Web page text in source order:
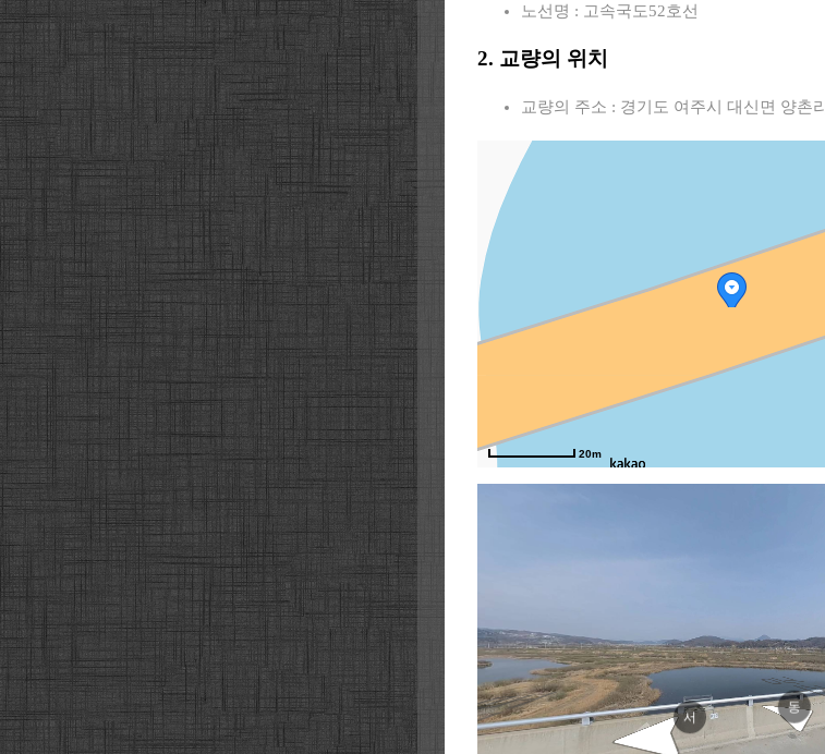
노선명 : 고속국도52호선
2. 교량의 위치
교량의 주소 : 경기도 여주시 대신면 양촌리
20m
광주원주고속도로
광주원주고속도로
서
동